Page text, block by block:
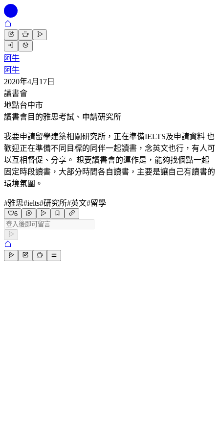
阿牛
阿牛
2020年4月17日
讀書會
地點台中市
讀書會目的雅思考試、申請研究所
我要申請留學建築相關研究所，正在準備IELTS及申請資料 也
歡迎正在準備不同目標的同伴一起讀書，念英文也行，有人可
以互相督促、分享。 想要讀書會的運作是，能夠找個點一起
固定時段讀書，大部分時間各自讀書，主要是讓自己有讀書的
環境氛圍。
#雅思#ielts#研究所#英文#留學
6